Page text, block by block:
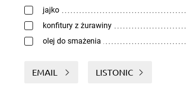
jajko
konfitury z żurawiny
olej do smażenia
EMAIL LISTONIC